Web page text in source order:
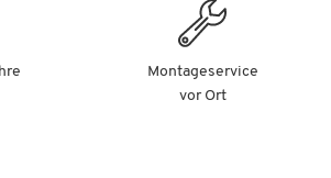
sowie Netzwerk- und WLAN-Anbindung
sparen gleichzeitig Zeit und Ressourcen.
hoher Druckqualität, einfacher Bedienung
Montageservice
vor Ort